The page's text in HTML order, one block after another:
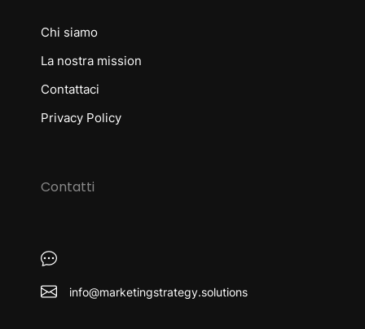
Chi siamo
La nostra mission
Contattaci
Privacy Policy
Contatti
info@marketingstrategy.solutions